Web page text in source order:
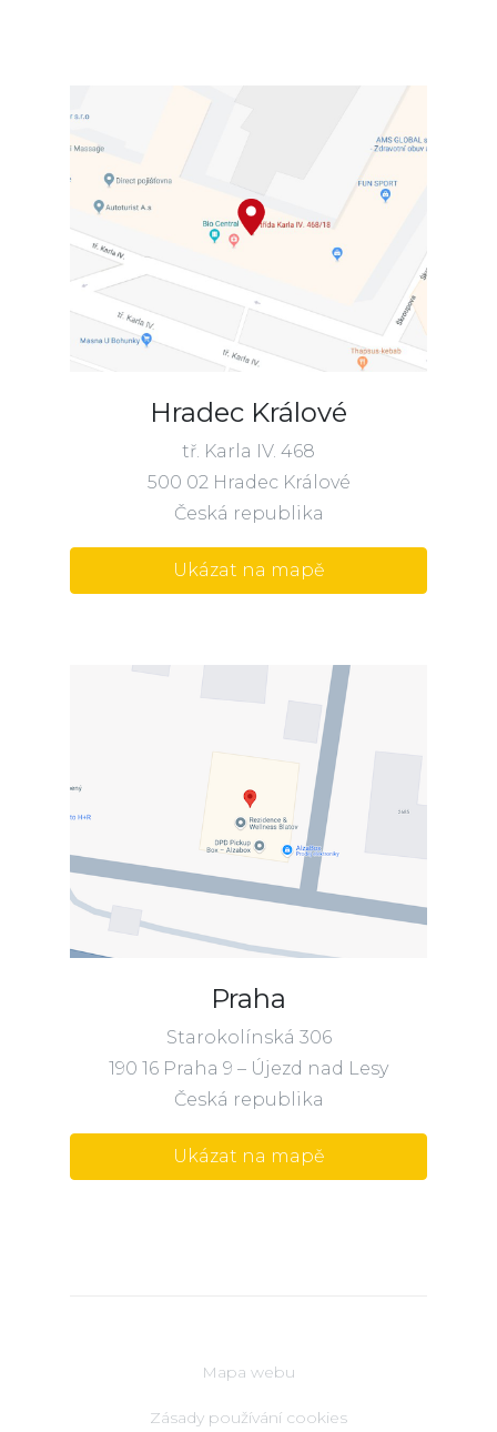
Hradec Králové
tř. Karla IV. 468
500 02 Hradec Králové
Česká republika
Ukázat na mapě
Praha
Starokolínská 306
190 16 Praha 9 – Újezd nad Lesy
Česká republika
Ukázat na mapě
Mapa webu
Zásady používání cookies